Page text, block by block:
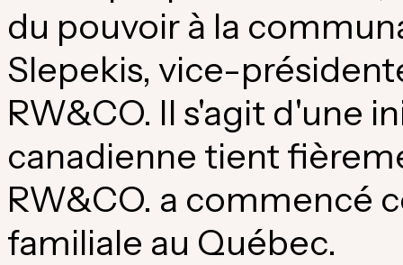
du pouvoir à la
Slepekis, vice-
RW&CO. Il s'agit d'une
canadienne tient
RW&CO. a commencé
familiale au Québec.